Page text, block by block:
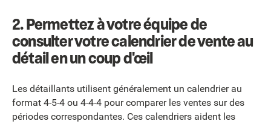
2. Permettez à votre équipe de
consulter votre calendrier de vente au
détail en un coup d'œil
Les détaillants utilisent généralement un calendrier au
format 4-5-4 ou 4-4-4 pour comparer les ventes sur des
périodes correspondantes. Ces calendriers aident les